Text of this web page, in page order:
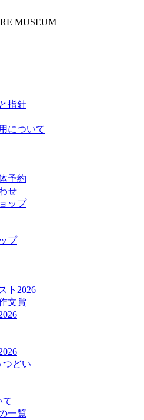
MUSEUM
指針
について
予約
せ
ップ
プ
ト2026
文賞
つどい
て
一覧